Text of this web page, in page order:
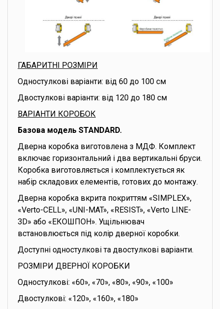
ГАБАРИТНІ РОЗМІРИ
Одностулкові варіанти: від 60 до 100 см
Двостулкові варіанти: від 120 до 180 см
ВАРІАНТИ КОРОБОК
Базова модель STANDARD.
Дверна коробка виготовлена з МДФ. Комплект
включає горизонтальний і два вертикальні бруси.
Коробка виготовляється і комплектується як
набір складових елементів, готових до монтажу.
Дверна коробка вкрита покриттям «SIMPLEX»,
«Verto-CELL», «UNI-MAT», «RESIST», «Verto LINE-
3D» або «ЕКОШПОН». Ущільнювач
встановлюється під колір дверної коробки.
Доступні одностулкові та двостулкові варіанти.
РОЗМІРИ ДВЕРНОЇ КОРОБКИ
Одностулкові: «60», «70», «80», «90», «100»
Двостулкові: «120», «160», «180»